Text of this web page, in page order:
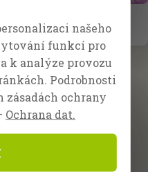
26
Česká republika
našeho
funkcí pro
k analýze provozu
Podrobnosti
zásadách ochrany
Ochrana dat.